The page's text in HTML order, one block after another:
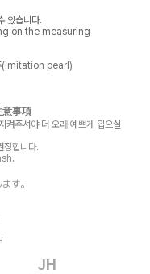
있습니다.
on the measuring
(Imitation pearl)
意事項
켜주셔야 더 오래 예쁘게 입으실
장합니다.
す。
JH